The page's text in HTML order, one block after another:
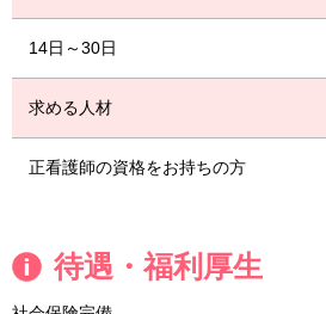
14日～30日
求める人材
正看護師の資格をお持ちの方
待遇・福利厚生